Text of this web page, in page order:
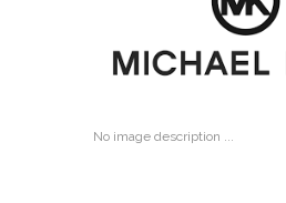
No image description ...